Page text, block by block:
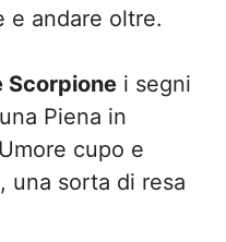
e andare oltre.
Scorpione i segni
Piena in
cupo e
una sorta di resa